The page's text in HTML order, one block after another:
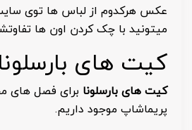
عکس هرکدوم از لباس ها توی
میتونید با چک کردن اون ها
کیت های بارسلونا
کیت های بارسلونا برای فصل های
پریماشاپ موجود داریم.